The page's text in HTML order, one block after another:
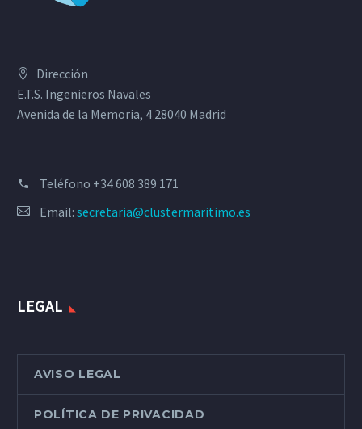
Dirección
E.T.S. Ingenieros Navales
Avenida de la Memoria, 4 28040 Madrid
Teléfono +34 608 389 171
Email: secretaria@clustermaritimo.es
LEGAL
AVISO LEGAL
POLÍTICA DE PRIVACIDAD